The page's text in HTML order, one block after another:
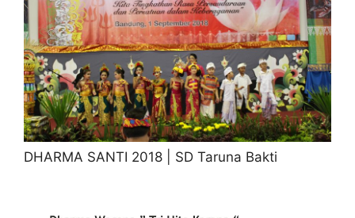
DHARMA SANTI 2018 | SD Taruna Bakti